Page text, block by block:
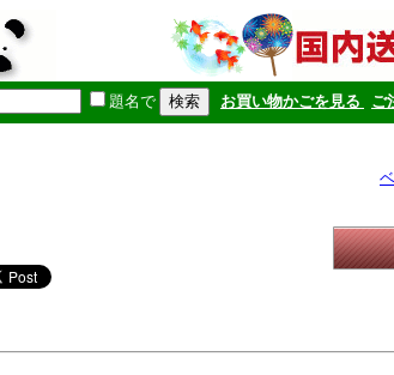
題名で お買い物かごを見る ご